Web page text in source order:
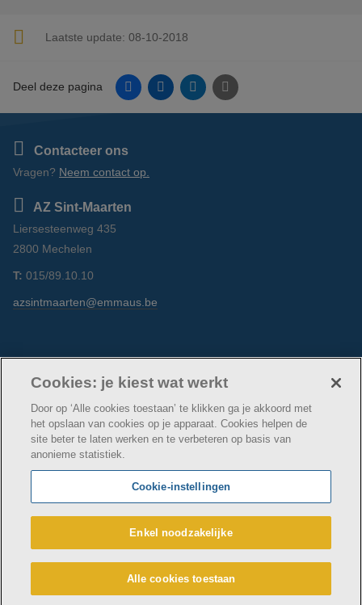
Laatste update: 08-10-2018
Deel deze pagina FacebookLinkedinTwitter E-mail
Contacteer ons
Vragen? Neem contact op.
AZ Sint-Maarten
Liersesteenweg 435
2800 Mechelen
T: 015/89.10.10
azsintmaarten@emmaus.be
© AZ Sint-Maarten
Cookie verklaring
Privacybeleid
Webtoegankelijkheidsverklaring
AZ Sint-Maarten maakt deel uit van
Maatschappelijke zetel Edgard Tinellaan 1c, 2800
BE 0411 515 075, RPR Antwerpen (Mechelen)
Cookies: je kiest wat werkt
Door op ‘Alle cookies toestaan’ te klikken ga je akkoord met
het opslaan van cookies op je apparaat. Cookies helpen de
site beter te laten werken en te verbeteren op basis van
anonieme statistiek.
Cookie-instellingen
Enkel noodzakelijke
Alle cookies toestaan